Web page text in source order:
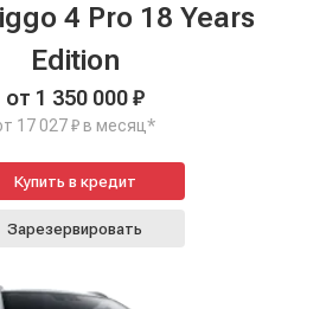
4 Pro 18 Years
Edition
от 1 350 000 ₽
17 027 ₽ в месяц*
Купить в кредит
Зарезервировать